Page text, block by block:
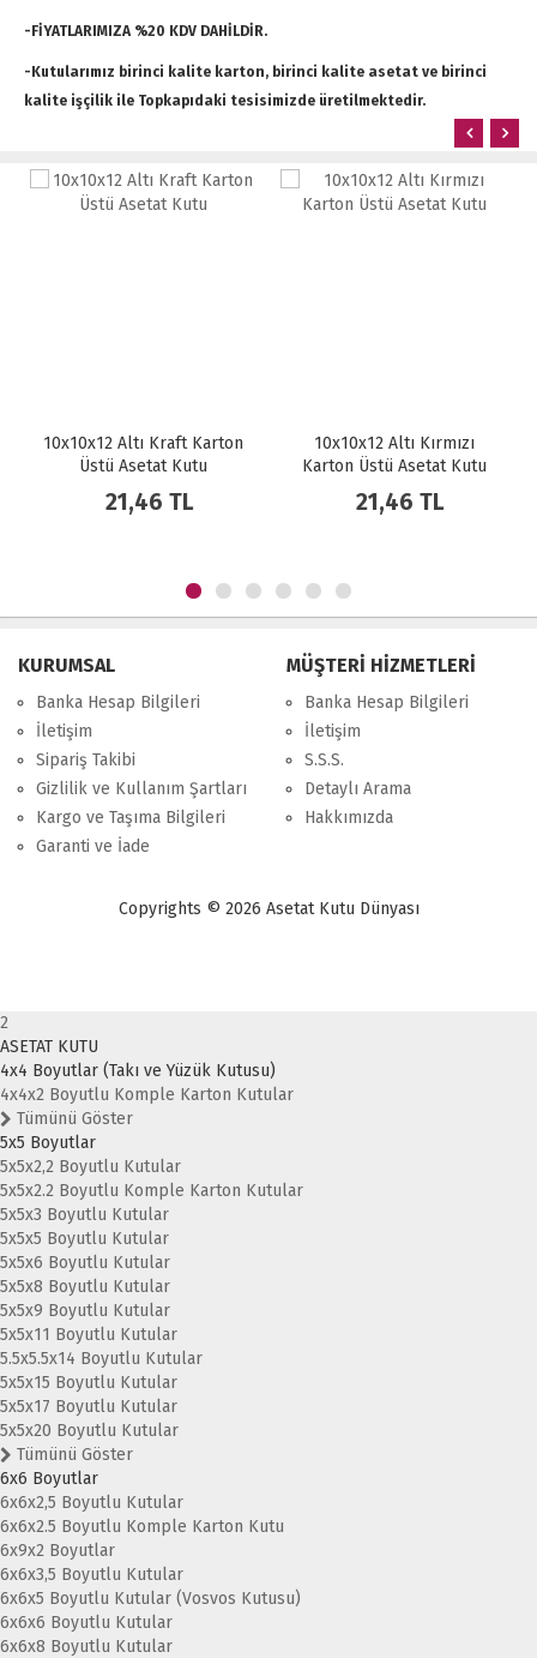
-FİYATLARIMIZA %20 KDV DAHİLDİR.
-Kutularımız birinci kalite karton, birinci kalite asetat ve birinci
kalite işçilik ile Topkapıdaki tesisimizde üretilmektedir.
10x10x12 Altı Kraft Karton
Üstü Asetat Kutu
21,46 TL
10x10x12 Altı Kırmızı
Karton Üstü Asetat Kutu
21,46 TL
KURUMSAL
Banka Hesap Bilgileri
İletişim
Sipariş Takibi
Gizlilik ve Kullanım Şartları
Kargo ve Taşıma Bilgileri
Garanti ve İade
MÜŞTERİ HİZMETLERİ
Banka Hesap Bilgileri
İletişim
S.S.S.
Detaylı Arama
Hakkımızda
Copyrights © 2026 Asetat Kutu Dünyası
2
ASETAT KUTU
4x4 Boyutlar (Takı ve Yüzük Kutusu)
4x4x2 Boyutlu Komple Karton Kutular
Tümünü Göster
5x5 Boyutlar
5x5x2,2 Boyutlu Kutular
5x5x2.2 Boyutlu Komple Karton Kutular
5x5x3 Boyutlu Kutular
5x5x5 Boyutlu Kutular
5x5x6 Boyutlu Kutular
5x5x8 Boyutlu Kutular
5x5x9 Boyutlu Kutular
5x5x11 Boyutlu Kutular
5.5x5.5x14 Boyutlu Kutular
5x5x15 Boyutlu Kutular
5x5x17 Boyutlu Kutular
5x5x20 Boyutlu Kutular
Tümünü Göster
6x6 Boyutlar
6x6x2,5 Boyutlu Kutular
6x6x2.5 Boyutlu Komple Karton Kutu
6x9x2 Boyutlar
6x6x3,5 Boyutlu Kutular
6x6x5 Boyutlu Kutular (Vosvos Kutusu)
6x6x6 Boyutlu Kutular
6x6x8 Boyutlu Kutular